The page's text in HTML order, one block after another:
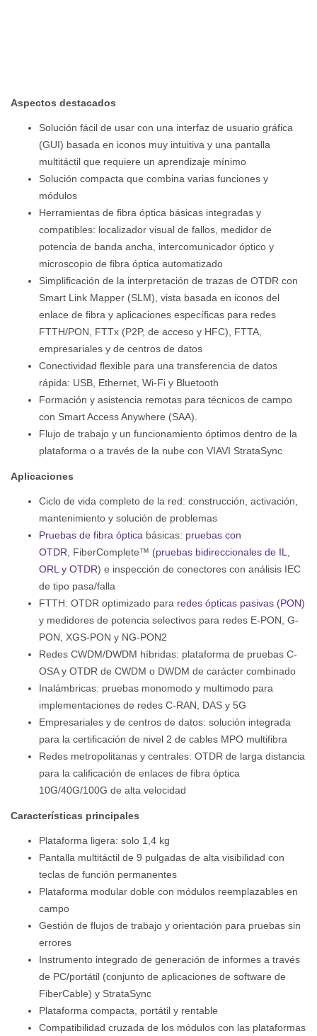
Aspectos destacados
Solución fácil de usar con una interfaz de usuario gráfica
(GUI) basada en iconos muy intuitiva y una pantalla
multitáctil que requiere un aprendizaje mínimo
Solución compacta que combina varias funciones y
módulos
Herramientas de fibra óptica básicas integradas y
compatibles: localizador visual de fallos, medidor de
potencia de banda ancha, intercomunicador óptico y
microscopio de fibra óptica automatizado
Simplificación de la interpretación de trazas de OTDR con
Smart Link Mapper (SLM), vista basada en iconos del
enlace de fibra y aplicaciones específicas para redes
FTTH/PON, FTTx (P2P, de acceso y HFC), FTTA,
empresariales y de centros de datos
Conectividad flexible para una transferencia de datos
rápida: USB, Ethernet, Wi-Fi y Bluetooth
Formación y asistencia remotas para técnicos de campo
con Smart Access Anywhere (SAA).
Flujo de trabajo y un funcionamiento óptimos dentro de la
plataforma o a través de la nube con VIAVI StrataSync
Aplicaciones
Ciclo de vida completo de la red: construcción, activación,
mantenimiento y solución de problemas
Pruebas de fibra óptica básicas: pruebas con
OTDR , FiberComplete™ (pruebas bidireccionales de IL,
ORL y OTDR) e inspección de conectores con análisis IEC
de tipo pasa/falla
FTTH: OTDR optimizado para redes ópticas pasivas (PON)
y medidores de potencia selectivos para redes E-PON, G-
PON, XGS-PON y NG-PON2
Redes CWDM/DWDM híbridas: plataforma de pruebas C-
OSA y OTDR de CWDM o DWDM de carácter combinado
Inalámbricas: pruebas monomodo y multimodo para
implementaciones de redes C-RAN, DAS y 5G
Empresariales y de centros de datos: solución integrada
para la certificación de nivel 2 de cables MPO multifibra
Redes metropolitanas y centrales: OTDR de larga distancia
para la calificación de enlaces de fibra óptica
10G/40G/100G de alta velocidad
Características principales
Plataforma ligera: solo 1,4 kg
Pantalla multitáctil de 9 pulgadas de alta visibilidad con
teclas de función permanentes
Plataforma modular doble con módulos reemplazables en
campo
Gestión de flujos de trabajo y orientación para pruebas sin
errores
Instrumento integrado de generación de informes a través
de PC/portátil (conjunto de aplicaciones de software de
FiberCable) y StrataSync
Plataforma compacta, portátil y rentable
Compatibilidad cruzada de los módulos con las plataformas